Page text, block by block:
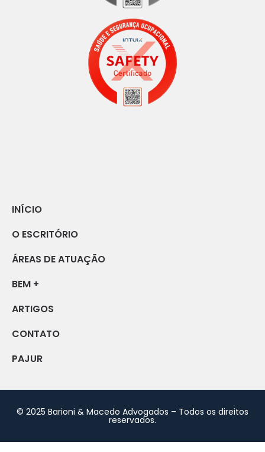
INÍCIO
O ESCRITÓRIO
ÁREAS DE ATUAÇÃO
BEM +
ARTIGOS
CONTATO
PAJUR
© 2025 Barioni & Macedo Advogados – Todos os direitos
reservados.